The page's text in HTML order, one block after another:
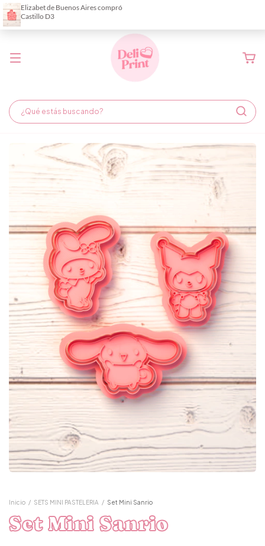
Demora de fabricación hasta 6 días hábiles
Inicio / SETS MINI PASTELERIA / Set Mini Sanrio
Set Mini Sanrio